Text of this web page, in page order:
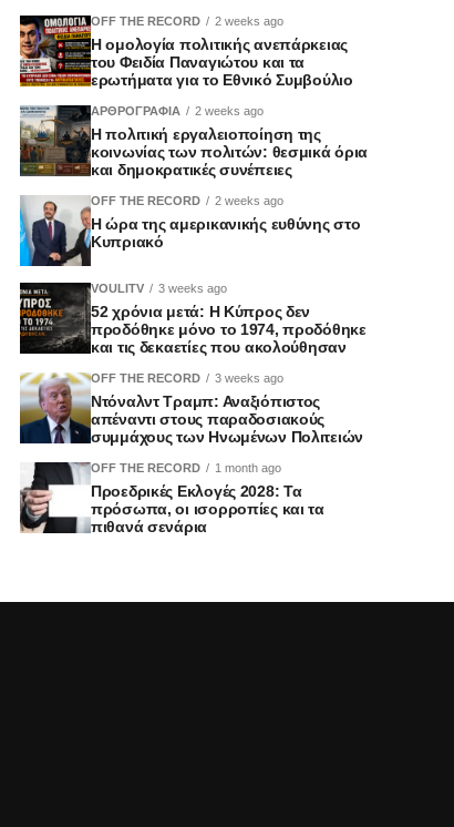
OFF THE RECORD 2 weeks ago
Η ομολογία πολιτικής ανεπάρκειας
του Φειδία Παναγιώτου και τα
ερωτήματα για το Εθνικό Συμβούλιο
ΑΡΘΡΟΓΡΑΦΙΑ 2 weeks ago
Η πολιτική εργαλειοποίηση της
κοινωνίας των πολιτών: θεσμικά όρια
και δημοκρατικές συνέπειες
OFF THE RECORD 2 weeks ago
Η ώρα της αμερικανικής ευθύνης στο
Κυπριακό
VOULITV 3 weeks ago
52 χρόνια μετά: Η Κύπρος δεν
προδόθηκε μόνο το 1974, προδόθηκε
και τις δεκαετίες που ακολούθησαν
OFF THE RECORD 3 weeks ago
Ντόναλντ Τραμπ: Αναξιόπιστος
απέναντι στους παραδοσιακούς
συμμάχους των Ηνωμένων Πολιτειών
OFF THE RECORD 1 month ago
Προεδρικές Εκλογές 2028: Τα
πρόσωπα, οι ισορροπίες και τα
πιθανά σενάρια